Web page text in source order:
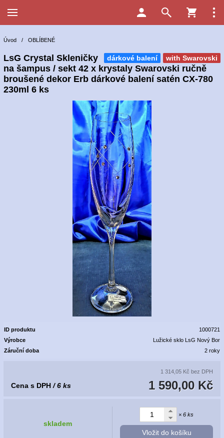
Úvod / OBLÍBENÉ
with Swarovski
dárkové balení
LsG Crystal Skleničky
na šampus / sekt 42 x krystaly Swarovski ručně
broušené dekor Erb dárkové balení satén CX-780
230ml 6 ks
ID produktu
1000721
Výrobce
Lužické sklo LsG Nový Bor
Záruční doba
2 roky
1 314,05 Kč bez DPH
1 590,00 Kč
Cena s DPH / 6 ks
skladem
× 6 ks
Vložit do košíku